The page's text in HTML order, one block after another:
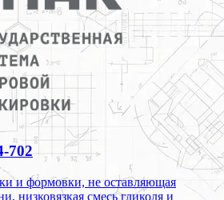
702
и формовки, не оставляющая
низковязкая смесь гликоля и